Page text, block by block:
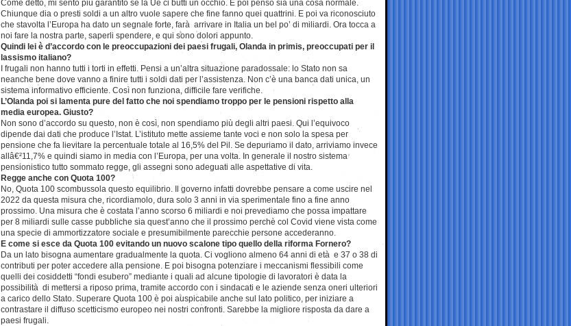
Come detto, mi sento più garantito se la Ue ci butti un occhio. E poi penso sia una cosa normale.
Chiunque dia o presti soldi a un altro vuole sapere che fine fanno quei quattrini. E poi va riconosciuto
che stavolta l’Europa ha dato un segnale forte, farà arrivare in Italia un bel po’ di miliardi. Ora tocca a
noi fare la nostra parte, saperli spendere, e qui sono dolori appunto.
Quindi lei è d’accordo con le preoccupazioni dei paesi frugali, Olanda in primis, preoccupati per il
lassismo italiano?
I frugali non hanno tutti i torti in effetti. Pensi a un’altra situazione paradossale: lo Stato non sa
neanche bene dove vanno a finire tutti i soldi dati per l’assistenza. Non c’è una banca dati unica, un
sistema informativo efficiente. Così non funziona, difficile fare verifiche.
L’Olanda poi si lamenta pure del fatto che noi spendiamo troppo per le pensioni rispetto alla
media europea. Giusto?
Non sono d’accordo su questo, non è così, non spendiamo più degli altri paesi. Qui l’equivoco
dipende dai dati che produce l’Istat. L’istituto mette assieme tante voci e non solo la spesa per
pensione che fa lievitare la percentuale totale al 16,5% del Pil. Se depuriamo il dato, arriviamo invece
allâ€²11,7% e quindi siamo in media con l’Europa, per una volta. In generale il nostro sistema
pensionistico tutto sommato regge, gli assegni sono adeguati alle aspettative di vita.
Regge anche con Quota 100?
No, Quota 100 scombussola questo equilibrio. Il governo infatti dovrebbe pensare a come uscire nel
2022 da questa misura che, ricordiamolo, dura solo 3 anni in via sperimentale fino a fine anno
prossimo. Una misura che è costata l’anno scorso 6 miliardi e noi prevediamo che possa impattare
per 8 miliardi sulle casse pubbliche sia quest’anno che il prossimo perchè col Covid viene vista come
una specie di ammortizzatore sociale e presumibilmente parecchie persone accederanno.
E come si esce da Quota 100 evitando un nuovo scalone tipo quello della riforma Fornero?
Da un lato bisogna aumentare gradualmente la quota. Ci vogliono almeno 64 anni di età e 37 o 38 di
contributi per poter accedere alla pensione. E poi bisogna potenziare i meccanismi flessibili come
quelli dei cosiddetti “fondi esubero” mediante i quali ad alcune tipologie di lavoratori è data la
possibilità di mettersi a riposo prima, tramite accordo con i sindacati e le aziende senza oneri ulteriori
a carico dello Stato. Superare Quota 100 è poi auspicabile anche sul lato politico, per iniziare a
contrastare il diffuso scetticismo europeo nei nostri confronti. Sarebbe la migliore risposta da dare a
paesi frugali.